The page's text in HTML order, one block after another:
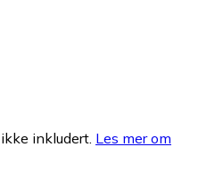
inkludert. Les mer om